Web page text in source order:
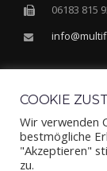
06183 815
Alle Rechte
COOKIE
Wir verwenden
bestmögliche
"Akzeptieren"
zu.